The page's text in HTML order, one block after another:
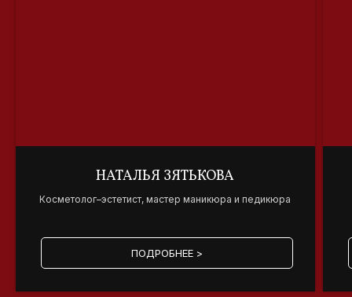
НАТАЛЬЯ ЗЯТЬКОВА
Косметолог–эстетист, мастер маникюра и педикюра
ПОДРОБНЕЕ >